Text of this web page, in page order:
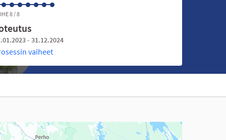
8 / 8
- 31.12.2024
vaiheet
mutta se voi olla vaikeaselkoinen.